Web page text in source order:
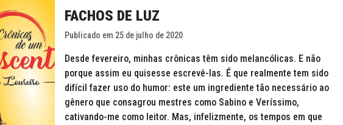
FACHOS DE LUZ
Publicado em 25 de julho de 2020
Desde fevereiro, minhas crônicas têm sido melancólicas. E não
porque assim eu quisesse escrevê-las. É que realmente tem sido
difícil fazer uso do humor: este um ingrediente tão necessário ao
gênero que consagrou mestres como Sabino e Veríssimo,
cativando-me como leitor. Mas, infelizmente, os tempos em que